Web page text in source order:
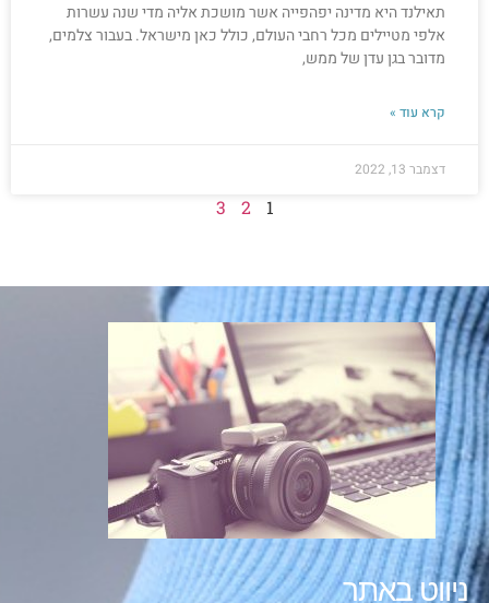
תאילנד היא מדינה יפהפייה אשר מושכת אליה מדי שנה עשרות
אלפי מטיילים מכל רחבי העולם, כולל כאן מישראל. בעבור צלמים,
מדובר בגן עדן של ממש,
קרא עוד »
דצמבר 13, 2022
3
ניווט באתר